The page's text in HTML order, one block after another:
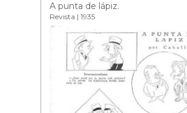
A punta de lápiz.
Revista | 1935